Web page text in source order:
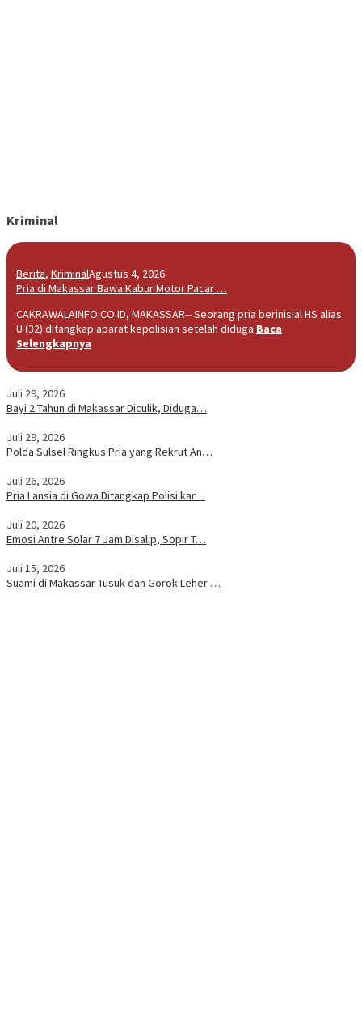
Kriminal
Berita, KriminalAgustus 4, 2026
Pria di Makassar Bawa Kabur Motor Pacar …
CAKRAWALAINFO.CO.ID, MAKASSAR-- Seorang pria berinisial HS alias
U (32) ditangkap aparat kepolisian setelah diduga Baca
Selengkapnya
Juli 29, 2026
Bayi 2 Tahun di Makassar Diculik, Diduga…
Juli 29, 2026
Polda Sulsel Ringkus Pria yang Rekrut An…
Juli 26, 2026
Pria Lansia di Gowa Ditangkap Polisi kar…
Juli 20, 2026
Emosi Antre Solar 7 Jam Disalip, Sopir T…
Juli 15, 2026
Suami di Makassar Tusuk dan Gorok Leher …